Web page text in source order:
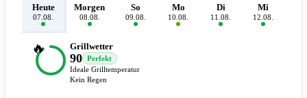
Heute
07.08.
Morgen
08.08.
So
09.08.
Mo
10.08.
Di
11.08.
Mi
12.08.
🔥 Grillwetter
90
Perfekt
Ideale Grilltemperatur
Kein Regen